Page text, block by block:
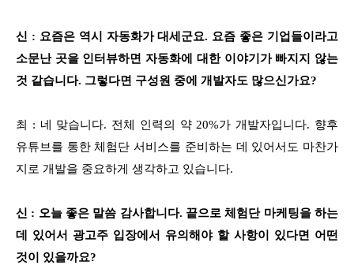
신 : 요즘은 역시 자동화가 대세군요. 요즘 좋은 기업들이라고
소문난 곳을 인터뷰하면 자동화에 대한 이야기가 빠지지 않는
것 같습니다. 그렇다면 구성원 중에 개발자도 많으신가요?
최 : 네 맞습니다. 전체 인력의 약 20%가 개발자입니다. 향후
유튜브를 통한 체험단 서비스를 준비하는 데 있어서도 마찬가
지로 개발을 중요하게 생각하고 있습니다.
신 : 오늘 좋은 말씀 감사합니다. 끝으로 체험단 마케팅을 하는
데 있어서 광고주 입장에서 유의해야 할 사항이 있다면 어떤
것이 있을까요?